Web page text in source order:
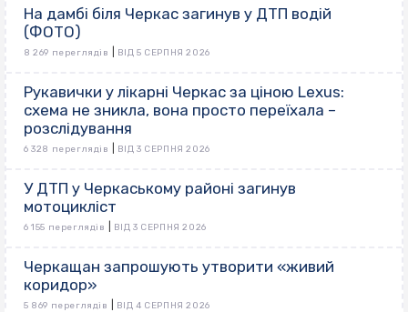
На дамбі біля Черкас загинув у ДТП водій
(ФОТО)
8 269 переглядів ВІД 5 СЕРПНЯ 2026
Рукавички у лікарні Черкас за ціною Lexus:
схема не зникла, вона просто переїхала –
розслідування
6 328 переглядів ВІД 3 СЕРПНЯ 2026
У ДТП у Черкаському районі загинув
мотоцикліст
6 155 переглядів ВІД 3 СЕРПНЯ 2026
Черкащан запрошують утворити «живий
коридор»
5 869 переглядів ВІД 4 СЕРПНЯ 2026